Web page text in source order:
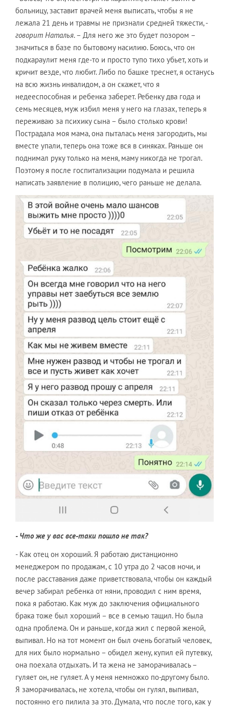
больницу, заставит врачей меня выписать, чтобы я не
лежала 21 день и травмы не признали средней тяжести, -
говорит Наталья. – Для него же это будет позором –
значиться в базе по бытовому насилию. Боюсь, что он
подкараулит меня где-то и просто тупо тихо убьет, хоть и
кричит везде, что любит. Либо по башке треснет, я останусь
на всю жизнь инвалидом, а он скажет, что я
недееспособная и ребенка заберет. Ребенку два года и
семь месяцев, муж избил меня у него на глазах, теперь я
переживаю за психику сына – было столько крови!
Пострадала моя мама, она пыталась меня загородить, мы
вместе упали, теперь она тоже вся в синяках. Раньше он
поднимал руку только на меня, маму никогда не трогал.
Поэтому я после госпитализации подумала и решила
написать заявление в полицию, чего раньше не делала.
- Что же у вас все-таки пошло не так?
- Как отец он хороший. Я работаю дистанционно
менеджером по продажам, с 10 утра до 2 часов ночи, и
после расставания даже приветствовала, чтобы он каждый
вечер забирал ребенка от няни, проводил с ним время,
пока я работаю. Как муж до заключения официального
брака тоже был хороший – все в семью тащил. Но была
одна проблема. Он и раньше, когда жил с первой женой,
выпивал. Но на тот момент он был очень богатый человек,
для них было нормально – обидел жену, купил ей путевку,
она поехала отдыхать. И та жена не заморачивалась –
гуляет он, не гуляет. А у меня немножко по-другому было.
Я заморачивалась, не хотела, чтобы он гулял, выпивал,
постоянно его пилила за это. Думала, что после того, как у